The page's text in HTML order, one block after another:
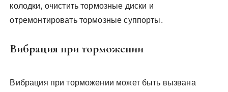
колодки‚ очистить тормозные диски и
отремонтировать тормозные суппорты.
Вибрация при торможении
Вибрация при торможении может быть вызвана